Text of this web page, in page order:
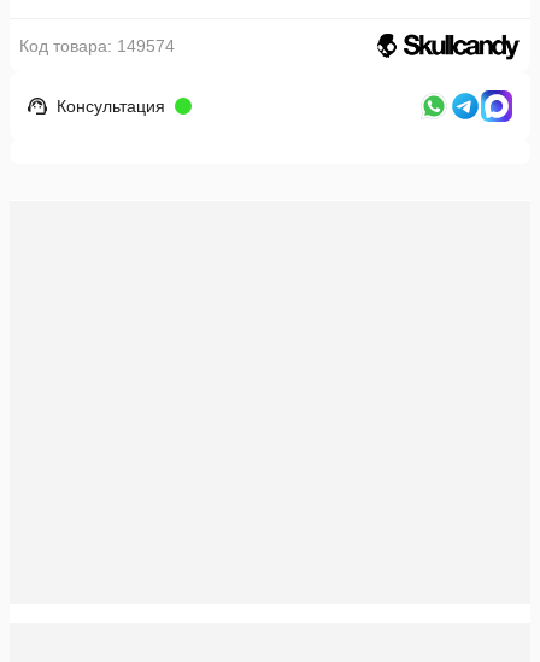
Код товара: 149574
Консультация